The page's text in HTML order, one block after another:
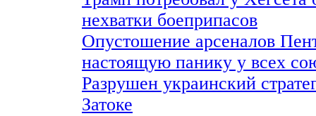
нехватки боеприпасов
Опустошение арсеналов
настоящую панику у всех
Разрушен украинский
Затоке